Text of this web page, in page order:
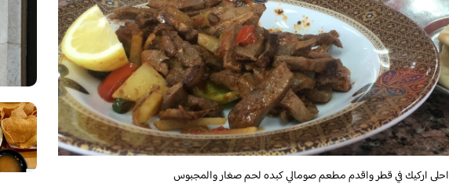
احلى اركيك في قطر واقدم مطعم صومالي كبده لحم صغار والمجبوس